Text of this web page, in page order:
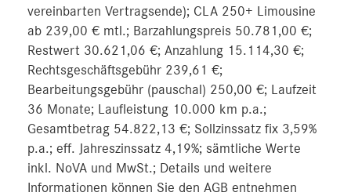
vereinbarten Vertragsende); CLA 250+ Limousine
ab 239,00 € mtl.; Barzahlungspreis 50.781,00 €;
Restwert 30.621,06 €; Anzahlung 15.114,30 €;
Rechtsgeschäftsgebühr 239,61 €;
Bearbeitungsgebühr (pauschal) 250,00 €; Laufzeit
36 Monate; Laufleistung 10.000 km p.a.;
Gesamtbetrag 54.822,13 €; Sollzinssatz fix 3,59%
p.a.; eff. Jahreszinssatz 4,19%; sämtliche Werte
inkl. NoVA und MwSt.; Details und weitere
Informationen können Sie den AGB entnehmen